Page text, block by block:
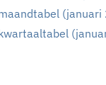
(januari